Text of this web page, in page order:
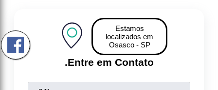
.Entre em Contato
Estamos
localizados em
Osasco - SP